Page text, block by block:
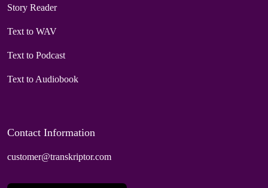
Story Reader
Text to WAV
Text to Podcast
Text to Audiobook
Contact Information
customer@transkriptor.com